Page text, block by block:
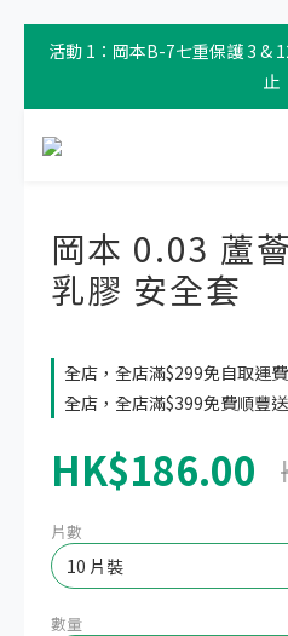
活動 1：岡本B-7七重保護 3 &
止
岡本 0.03 蘆
乳膠 安全套
全店，全店滿$299免自取運費
全店，全店滿$399免費順豐
HK$186.00
片數
數量